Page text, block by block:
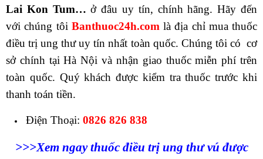
Lai Kon Tum…ở đâu uy tín, chính hãng. Hãy đến
với chúng tôi Banthuoc24h.com là địa chỉ mua thuốc
điều trị ung thư uy tín nhất toàn quốc. Chúng tôi có cơ
sở chính tại Hà Nội và nhận giao thuốc miễn phí trên
toàn quốc. Quý khách được kiểm tra thuốc trước khi
thanh toán tiền.
Điện Thoại: 0826 826 838
>>>Xem ngay thuốc điều trị ung thư vú được